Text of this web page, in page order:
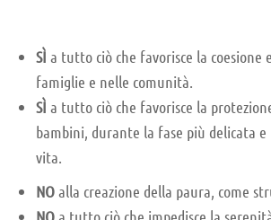
SÌ a tutto ciò che favorisce la coesione
famiglie e nelle comunità.
SÌ a tutto ciò che favorisce la
bambini, durante la fase più delicata
vita.
NOalla creazione della paura, come